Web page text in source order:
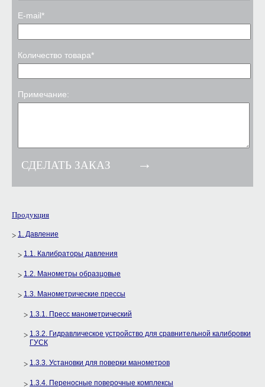
E-mail*
Количество товара*
Примечание:
Продукция
1. Давление
1.1. Калибраторы давления
1.2. Манометры образцовые
1.3. Манометрические прессы
1.3.1. Пресс манометрический
1.3.2. Гидравлическое устройство для сравнительной калибровки
ГУСК
1.3.3. Установки для поверки манометров
1.3.4. Переносные поверочные комплексы